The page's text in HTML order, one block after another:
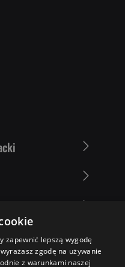
zapewnić lepszą wygodę
zgodę na używanie
z warunkami naszej